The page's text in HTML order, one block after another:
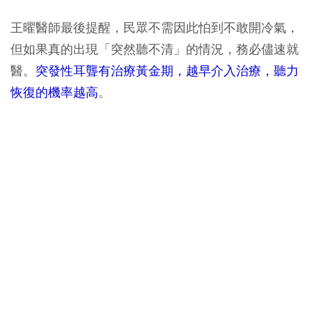
王曜醫師最後提醒，民眾不需因此怕到不敢開冷氣，
但如果真的出現「突然聽不清」的情況，務必儘速就
醫。 突發性耳聾有治療黃金期，越早介入治療，聽力
恢復的機率越高。